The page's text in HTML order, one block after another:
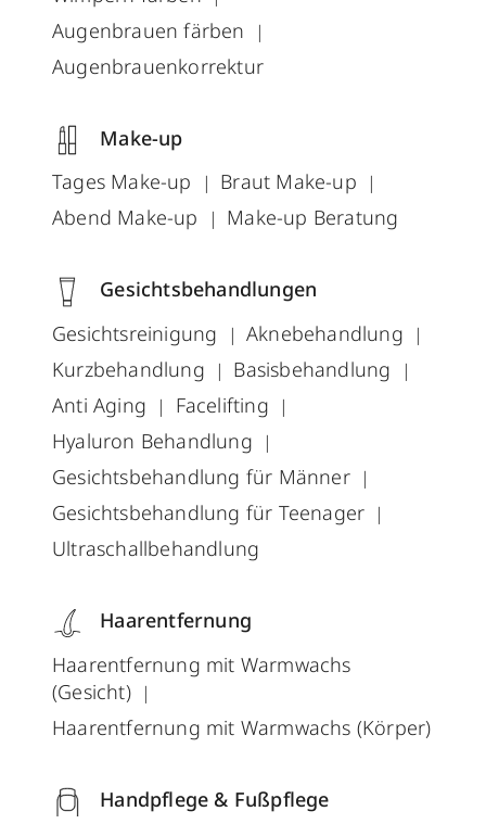
Augenbrauen färben
Augenbrauenkorrektur
Make-up
Tages Make-up
Braut Make-up
Abend Make-up
Make-up Beratung
Gesichtsbehandlungen
Gesichtsreinigung
Aknebehandlung
Kurzbehandlung
Basisbehandlung
Anti Aging
Facelifting
Hyaluron Behandlung
Gesichtsbehandlung für Männer
Gesichtsbehandlung für Teenager
Ultraschallbehandlung
Haarentfernung
Haarentfernung mit Warmwachs
(Gesicht)
Haarentfernung mit Warmwachs (Körper)
Handpflege & Fußpflege